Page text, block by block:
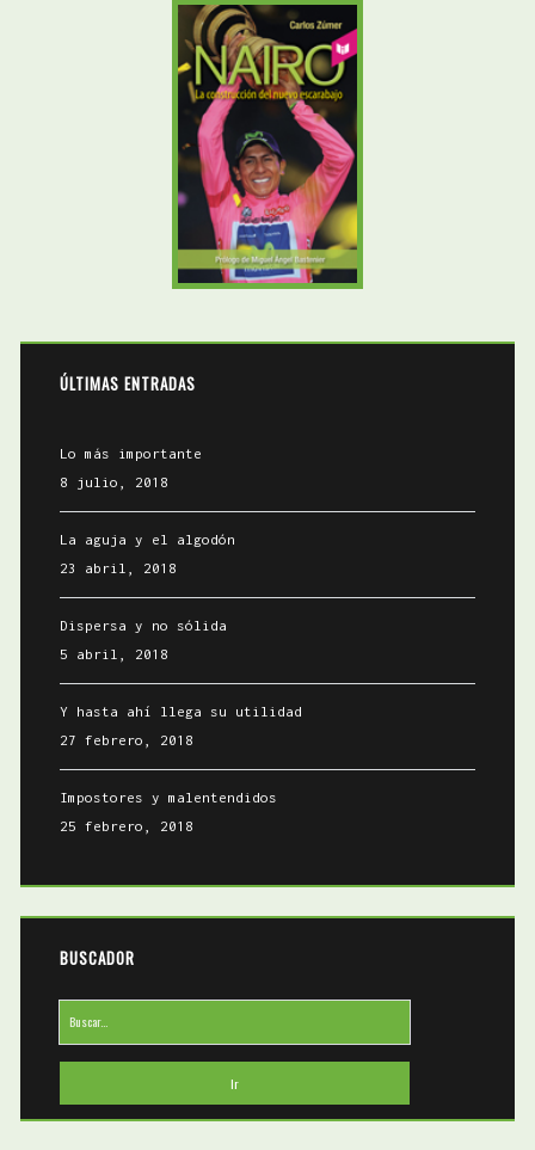
ÚLTIMAS ENTRADAS
Lo más importante
8 julio, 2018
La aguja y el algodón
23 abril, 2018
Dispersa y no sólida
5 abril, 2018
Y hasta ahí llega su utilidad
27 febrero, 2018
Impostores y malentendidos
25 febrero, 2018
BUSCADOR